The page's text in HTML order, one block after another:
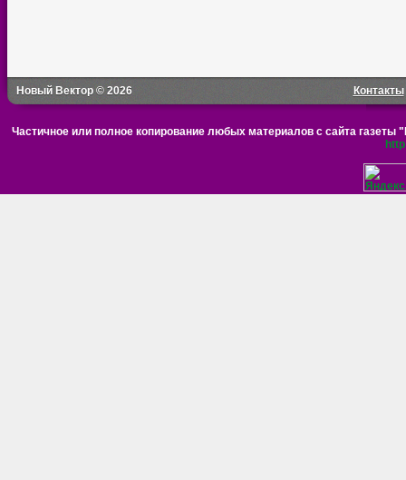
Новый Вектор © 2026 Контакты
Частичное или полное копирование любых материалов с сайта газеты